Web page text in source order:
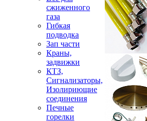
сжиженного
газа
Гибкая
подводка
Зап части
Краны,
задвижки
КТЗ,
Сигнализаторы,
Изолириющие
соединения
Печные
горелки